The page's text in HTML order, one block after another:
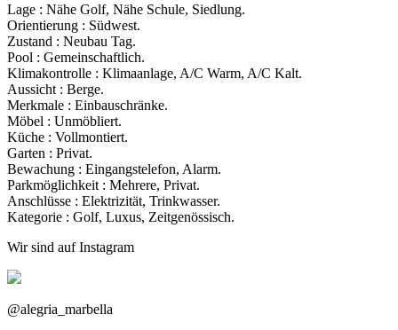
Lage : Nähe Golf, Nähe Schule, Siedlung.
Orientierung : Südwest.
Zustand : Neubau Tag.
Pool : Gemeinschaftlich.
Klimakontrolle ‌: ‌Klimaanlage, ‌A/C ‌Warm, ‌A/C Kalt.
Aussicht ‌: ‌Berge.
Merkmale ‌: ‌Einbauschränke.
Möbel : Unmöbliert.
Küche ‌: ‌Vollmontiert.
Garten ‌: ‌Privat.
Bewachung ‌: ‌Eingangstelefon, ‌Alarm.
Parkmöglichkeit : ‌Mehrere, Privat.
Anschlüsse : ‌Elektrizität, ‌Trinkwasser.
Kategorie ‌: ‌Golf, ‌Luxus, ‌Zeitgenössisch.
Wir sind auf Instagram
@alegria_marbella